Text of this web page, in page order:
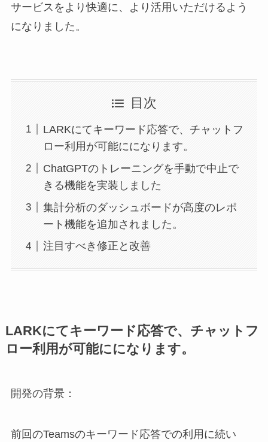
サービスをより快適に、より活用いただけるよう
になりました。
目次
LARKにてキーワード応答で、チャットフ
ロー利用が可能にになります。
ChatGPTのトレーニングを手動で中止で
きる機能を実装しました
集計分析のダッシュボードが高度のレポ
ート機能を追加されました。
注目すべき修正と改善
LARKにてキーワード応答で、チャットフ
ロー利用が可能にになります。
開発の背景：
前回のTeamsのキーワード応答での利用に続い